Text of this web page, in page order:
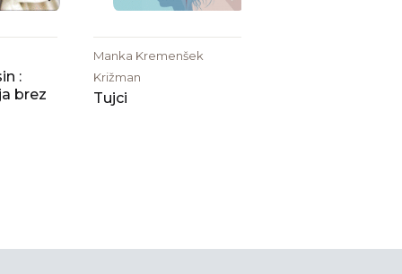
:
brez
Manka Kremenšek
Križman
Tujci